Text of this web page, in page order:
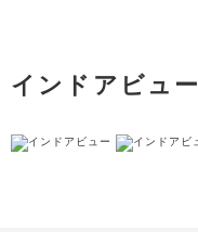
インドアビュー